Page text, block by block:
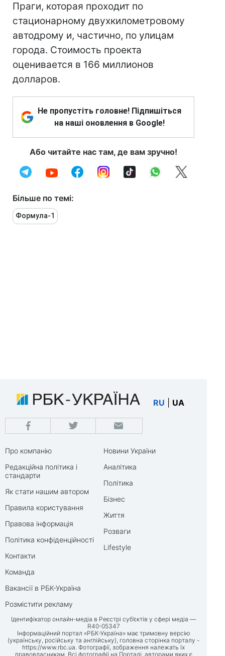
Праги, которая проходит по
стационарному двухкилометровому
автодрому и, частично, по улицам
города. Стоимость проекта
оценивается в 166 миллионов
долларов.
Не пропустіть головне! Підпишіться
на наші оновлення в Google!
Або читайте нас там, де вам зручно!
Більше по темі:
Формула-1
RU UA
Про компанію
Редакційна політика і
стандарти
Як стати нашим автором
Правила користування
Правова інформація
Політика конфіденційності
Контакти
Команда
Вакансії в РБК-Україна
Розмістити рекламу
Новини України
Аналітика
Політика
Бізнес
Життя
Розваги
Lifestyle
Ідентифікатор онлайн-медіа в Реєстрі суб’єктів у сфері медіа —
R40-05347
Інформаційний портал «РБК-Україна» має тримовну версію
(українську, російську та англійську), головна сторінка порталу -
https://www.rbc.ua. Фотографії, зображення належать їх
правовласникам. Всі фотографії на Порталі, авторами яких є